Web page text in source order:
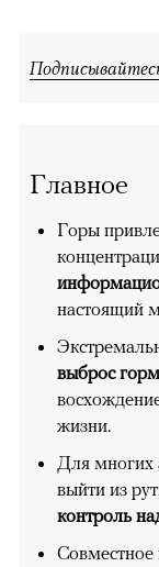
Главное
Горы
настоящий
выброс
жизни.
Для многих
выйти из
контроль
Совместное